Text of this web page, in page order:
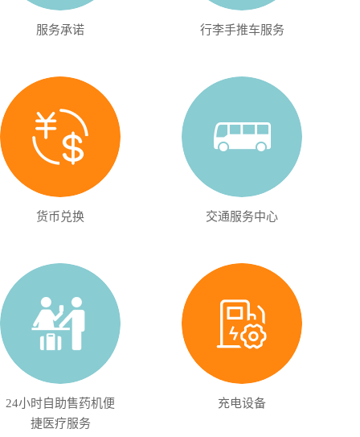
服务承诺 行李手推车服务
货币兑换 交通服务中心
24小时自助售药机便
捷医疗服务
充电设备